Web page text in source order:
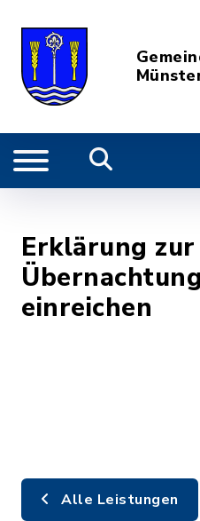
Erklärung zur
einreichen
Alle Leistungen